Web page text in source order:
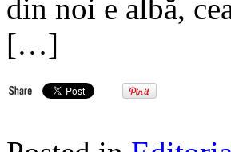
din noi e albă,
[…]